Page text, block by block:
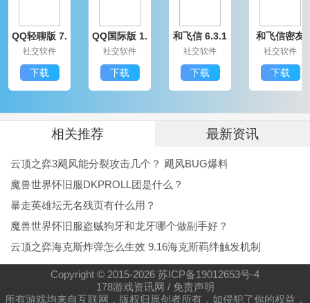
相关软件推荐
《VSCO Cam》是一款专业的图片滤镜软件，它对
胶片的模拟超越了一切其他提供滤镜功能的p图软件，在
这里你只需一键就能让你的照片变得非常美观，而且总
有那么一款你喜欢的滤镜。
《轻颜p图》是一款非常容易上手的图片处理软件，
软件内容主打自拍的美化，内置多种图片滤镜可供选
用，还有智能美化系统，自动调节照片的亮度、对比
度、白平衡，给您的照片增添不一样的风采。
QQ轻聊版 7.
9.14314.0
社交软件
下载
QQ国际版 1.
91.1370.0
社交软件
下载
和飞信 6.3.1
200
社交软件
下载
和飞信密友
圈版 6.3.120
社交软件
下载
相关推荐 最新资讯
云顶之弈3飓风能分裂攻击几个？ 飓风BUG爆料
魔兽世界怀旧服DKPROLL团是什么？
暴走英雄坛无名残页有什么用？
魔兽世界怀旧服盗贼狗牙和龙牙哪个做副手好？
云顶之弈海克斯炸弹怎么生效 9.16海克斯羁绊触发机制
Copyright © 2015-2026 苏ICP备19012653号-4
178游戏资讯网 / 免责声明
所有游戏均来自互联网，版权归原创者所有，如侵犯了你的权益，